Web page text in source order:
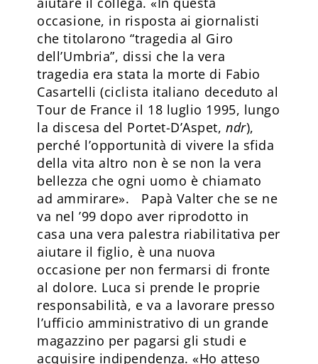
occasione, in risposta ai giornalisti
che titolarono “tragedia al Giro
dell’Umbria”, dissi che la vera
tragedia era stata la morte di Fabio
Casartelli (ciclista italiano deceduto al
Tour de France il 18 luglio 1995, lungo
la discesa del Portet-D’Aspet,ndr),
perché l’opportunità di vivere la sfida
della vita altro non è se non la vera
bellezza che ogni uomo è chiamato
ad ammirare». Papà Valter che se ne
va nel ’99 dopo aver riprodotto in
casa una vera palestra riabilitativa per
aiutare il figlio, è una nuova
occasione per non fermarsi di fronte
al dolore. Luca si prende le proprie
responsabilità, e va a lavorare presso
l’ufficio amministrativo di un grande
magazzino per pagarsi gli studi e
acquisire indipendenza. «Ho atteso